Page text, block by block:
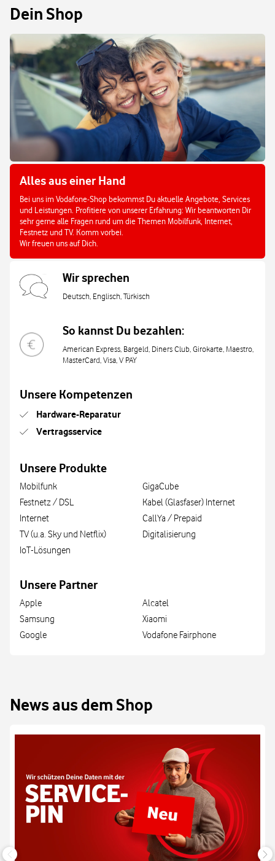
Dein Shop
Alles aus einer Hand
Bei uns im Vodafone-Shop bekommst Du aktuelle Angebote, Services
und Leistungen. Profitiere von unserer Erfahrung: Wir beantworten Dir
sehr gerne alle Fragen rund um die Themen Mobilfunk, Internet,
Festnetz und TV. Komm vorbei.
Wir freuen uns auf Dich.
Wir sprechen
Deutsch, Englisch, Türkisch
So kannst Du bezahlen:
American Express, Bargeld, Diners Club, Girokarte, Maestro,
MasterCard, Visa, V PAY
Unsere Kompetenzen
Hardware-Reparatur
Vertragsservice
Unsere Produkte
Mobilfunk
Festnetz / DSL
Internet
TV (u.a. Sky und Netflix)
IoT-Lösungen
GigaCube
Kabel (Glasfaser) Internet
CallYa / Prepaid
Digitalisierung
Unsere Partner
Apple
Samsung
Google
Alcatel
Xiaomi
Vodafone Fairphone
News aus dem Shop